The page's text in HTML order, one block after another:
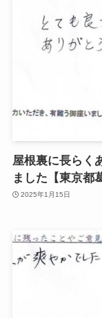
屋根裏に長らく
ました【東京都
2025年1月15日